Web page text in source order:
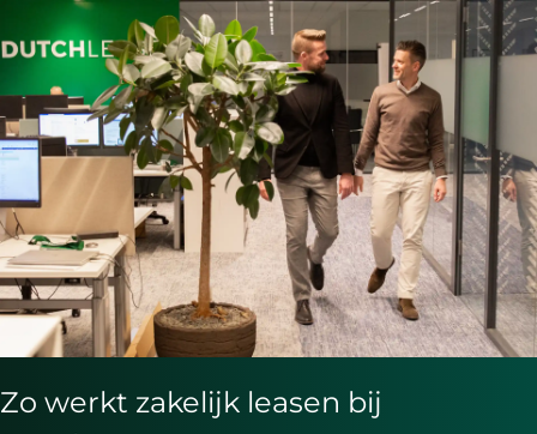
Zo werkt zakelijk leasen bij